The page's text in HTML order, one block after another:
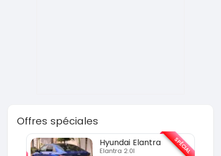
Offres spéciales
Hyundai Elantra
Elantra 2.0l SPÉCIAL